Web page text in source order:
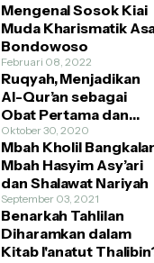
Mengenal Sosok Kiai
Muda Kharismatik
Bondowoso
Februari 08, 2022
Ruqyah, Menjadikan
Al-Qur’an sebagai
Obat Pertama dan
Utama
Oktober 30, 2020
Mbah Kholil
Mbah Hasyim Asy’ari
dan Shalawat Nariyah
September 03, 2021
Benarkah Tahlilan
Diharamkan dalam
Kitab I'anatut